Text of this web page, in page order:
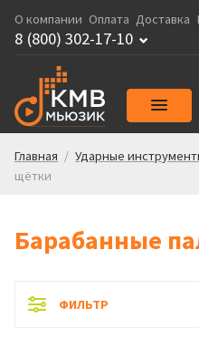
О компании Оплата Доставка
8 (800) 302-17-10
Главная / Ударные
щётки
Барабанные
ФИЛЬТР